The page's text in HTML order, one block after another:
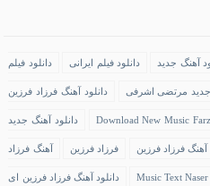
آهنگ جدید دانلود فیلم ایرانی دانلود فیلم
جدید مرتضی اشرفی دانلود آهنگ فرزاد فرزین
Download New Music دانلود آهنگ جدید
آهنگ فرزاد فرزین فرزاد فرزین آهنگ فرزاد
Music Text دانلود آهنگ فرزاد فرزین ای